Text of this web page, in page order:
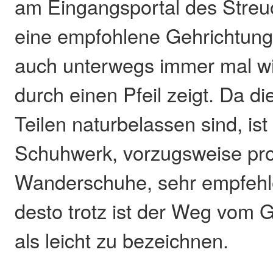
am Eingangsportal des
eine empfohlene
auch unterwegs immer mal
durch einen Pfeil zeigt. Da
Teilen naturbelassen sind,
Schuhwerk, vorzugsweise
Wanderschuhe, sehr
desto trotz ist der Weg vom
als leicht zu bezeichnen.